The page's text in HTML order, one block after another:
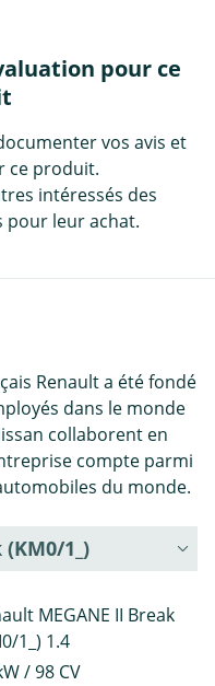
pour ce
vos avis et
ce produit.
intéressés des
pour leur achat.
Renault a été fondé
dans le monde
collaborent en
compte parmi
du monde.
1_)
MEGANE II Break
1_) 1.4
/ 98 CV